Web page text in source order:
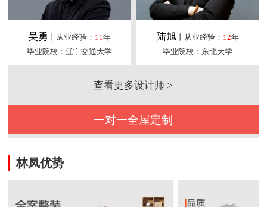
吴勇 丨从业经验： 11年
毕业院校：辽宁交通大学
陆旭丨从业经验： 12年
毕业院校：东北大学
查看更多设计师 >
一对一全屋定制
林凤优势